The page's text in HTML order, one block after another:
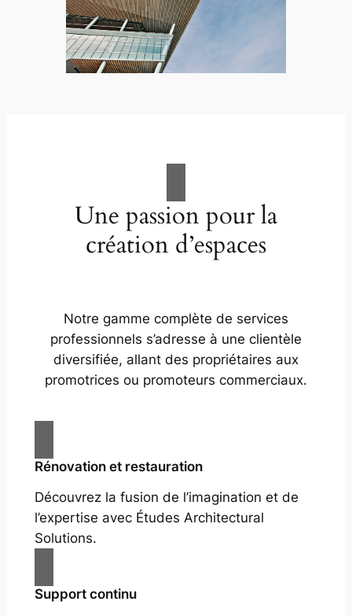
Une passion pour la
création d’espaces
Notre gamme complète de services
professionnels s’adresse à une clientèle
diversifiée, allant des propriétaires aux
promotrices ou promoteurs commerciaux.
Rénovation et restauration
Découvrez la fusion de l’imagination et de
l’expertise avec Études Architectural
Solutions.
Support continu